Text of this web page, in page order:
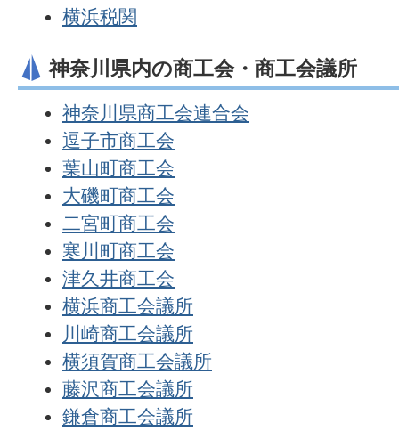
横浜税関
神奈川県内の商工会・商工会議所
神奈川県商工会連合会
逗子市商工会
葉山町商工会
大磯町商工会
二宮町商工会
寒川町商工会
津久井商工会
横浜商工会議所
川崎商工会議所
横須賀商工会議所
藤沢商工会議所
鎌倉商工会議所